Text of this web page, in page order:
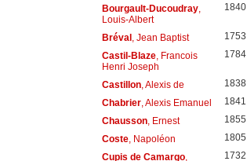
Bourgault-Ducoudray,
Louis-Albert
1840
Bréval , Jean Baptist 1753
Castil-Blaze, Francois
Henri Joseph
1784
Castillon, Alexis de 1838
Chabrier, Alexis Emanuel 1841
Chausson, Ernest 1855
Coste, Napoléon 1805
Cupis de Camargo,
1732